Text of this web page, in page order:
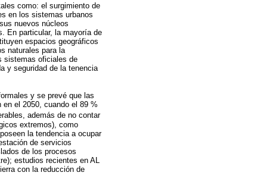
como: el surgimiento de
en los sistemas urbanos
nuevos núcleos
En particular, la mayoría de
espacios geográficos
naturales para la
sistemas oficiales de
y seguridad de la tenencia
y se prevé que las
el 2050, cuando el 89 %
además de no contar
extremos), como
la tendencia a ocupar
de servicios
de los procesos
estudios recientes en AL
con la reducción de